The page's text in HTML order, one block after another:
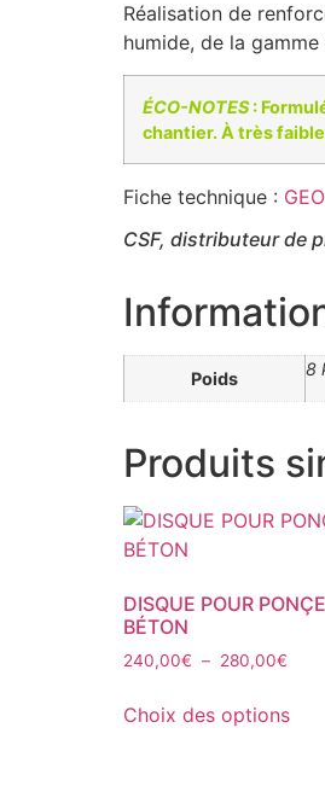
Réalisation de
humide, de la
ÉCO-NOTES:
chantier. À très
Fiche technique :
CSF, distributeur de
Poids 8
Produits
DISQUE POUR
BÉTON
240,00€ – 280,00€
prix :
Choix des options